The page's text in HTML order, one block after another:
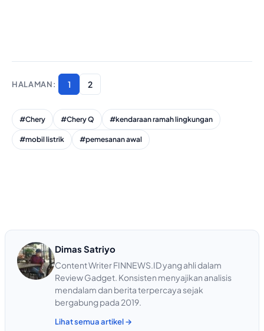
1 2
#Chery #Chery Q #kendaraan ramah lingkungan
#mobil listrik #pemesanan awal
Dimas Satriyo
Content Writer FINNEWS.ID yang ahli dalam
Review Gadget. Konsisten menyajikan analisis
mendalam dan berita terpercaya sejak
bergabung pada 2019.
Lihat semua artikel →